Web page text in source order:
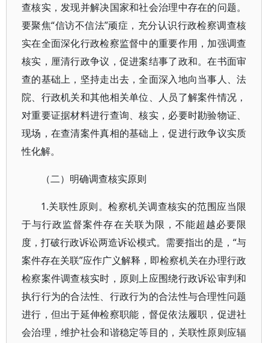
查核实，发现并解决国家和社会治理中存在的问题。
要聚焦“信访不信法”顽症，充分认识行政检察调查核
实在全面深化行政检察监督中的重要作用，加强调查
核实，厘清行政争议，促进案结事了政和。在书面审
查的基础上，坚持走出去，全面深入地向当事人、法
院、行政机关和其他相关单位、人员了解案件情况，
对重要证据材料进行查询、核实，必要时勘验物证、
现场，在查清案件真相的基础上，促进行政争议实质
性化解。
（二）明确调查核实原则
1.关联性原则。检察机关调查核实的范围应当限
于与行政监督案件存在关联为限，不能超越必要限
度，打破行政诉讼两造诉讼模式。需要指出的是，“与
案件存在关联”应作广义解释，即检察机关在办理行政
检察案件调查核实时，原则上应围绕行政诉讼审判和
执行行为的合法性、行政行为的合法性与合理性问题
进行，但出于延伸检察职能，督促依法履职，促进社
会治理，维护社会和谐稳定等目的，关联性原则应辐